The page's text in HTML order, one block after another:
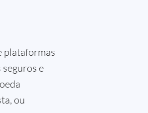
plataformas
e
ou